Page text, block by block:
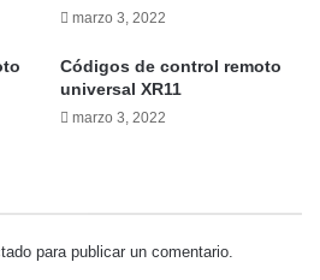
marzo 3, 2022
Códigos de control remoto
universal XR11
marzo 3, 2022
para publicar un comentario.